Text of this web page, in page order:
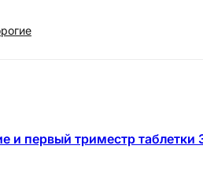
и первый триместр таблетки